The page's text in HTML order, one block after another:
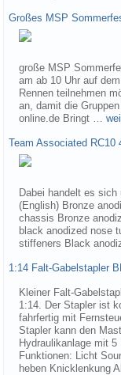
Großes MSP
große MSP
am ab 10 Uhr auf
Rennen teilnehmen
an, damit die
online.de Bringt …
Team Associated RC10
Dabei handelt es
(English) Bronze
chassis Bronze
black anodized nose
stiffeners Black
1:14 Falt-Gabelstapler
Kleiner Falt-
1:14. Der Stapler ist
fahrfertig mit
Stapler kann den
Hydraulikanlage mit
Funktionen: Licht
heben Knicklenkung